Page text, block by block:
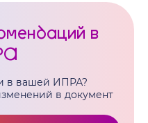
в
в вашей ИПРА?
в документ